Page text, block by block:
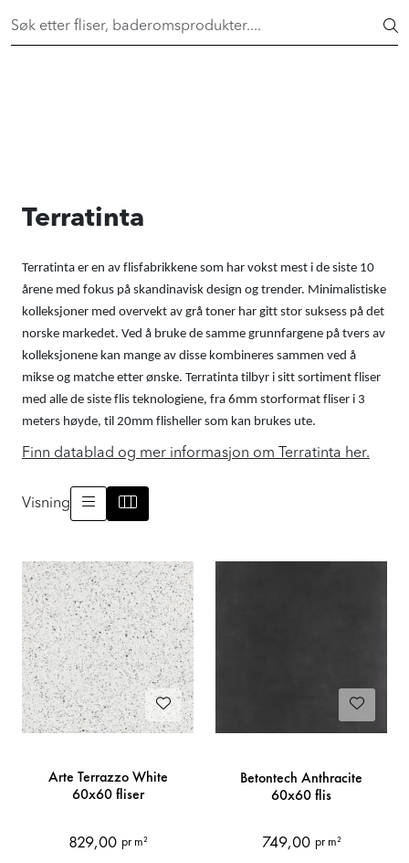
FAST LAVPRIS på en rekke fliser og baderomsprodukter. Shop
Terratinta
Terratinta er en av flisfabrikkene som har vokst mest i de siste 10
årene med fokus på skandinavisk design og trender. Minimalistiske
kolleksjoner med overvekt av grå toner har gitt stor suksess på det
norske markedet. Ved å bruke de samme grunnfargene på tvers av
kolleksjonene kan mange av disse kombineres sammen ved å
mikse og matche etter ønske. Terratinta tilbyr i sitt sortiment fliser
med alle de siste flis teknologiene, fra 6mm storformat fliser i 3
meters høyde, til 20mm flisheller som kan brukes ute.
Finn datablad og mer informasjon om Terratinta her.
Visning
Arte Terrazzo White
60x60 fliser
829,00 pr m²
Betontech Anthracite
60x60 flis
749,00 pr m²
INSPIRASJON
Lenker
Butikker
Proff
Min side
Logg inn